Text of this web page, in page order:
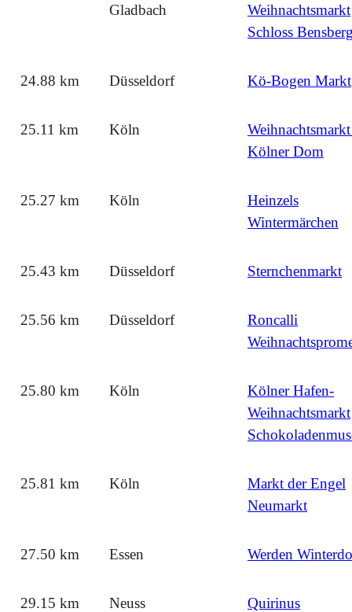
Gladbach
Weihnachtsmarkt
Schloss
24.88 km Düsseldorf Kö-Bogen Markt
25.11 km Köln
Kölner Dom
25.27 km Köln
Heinzels
Wintermärchen
25.43 km Düsseldorf Sternchenmarkt
25.56 km Düsseldorf
Roncalli
25.80 km Köln
Kölner Hafen-
Weihnachtsmarkt
25.81 km Köln
Markt der Engel
Neumarkt
27.50 km Essen Werden
29.15 km Neuss
Quirinus